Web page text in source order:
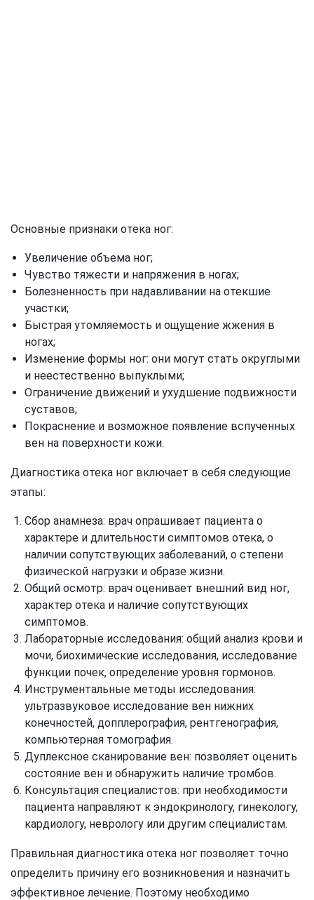
Основные признаки отека ног:
Увеличение объема ног;
Чувство тяжести и напряжения в ногах;
Болезненность при надавливании на отекшие
участки;
Быстрая утомляемость и ощущение жжения в
ногах;
Изменение формы ног: они могут стать округлыми
и неестественно выпуклыми;
Ограничение движений и ухудшение подвижности
суставов;
Покраснение и возможное появление вспученных
вен на поверхности кожи.
Диагностика отека ног включает в себя следующие
этапы:
Сбор анамнеза: врач опрашивает пациента о
характере и длительности симптомов отека, о
наличии сопутствующих заболеваний, о степени
физической нагрузки и образе жизни.
Общий осмотр: врач оценивает внешний вид ног,
характер отека и наличие сопутствующих
симптомов.
Лабораторные исследования: общий анализ крови и
мочи, биохимические исследования, исследование
функции почек, определение уровня гормонов.
Инструментальные методы исследования:
ультразвуковое исследование вен нижних
конечностей, допплерография, рентгенография,
компьютерная томография.
Дуплексное сканирование вен: позволяет оценить
состояние вен и обнаружить наличие тромбов.
Консультация специалистов: при необходимости
пациента направляют к эндокринологу, гинекологу,
кардиологу, неврологу или другим специалистам.
Правильная диагностика отека ног позволяет точно
определить причину его возникновения и назначить
эффективное лечение. Поэтому необходимо